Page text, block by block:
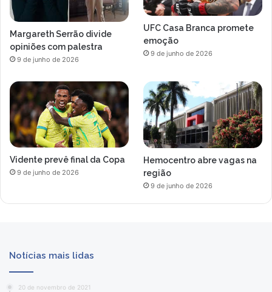
Margareth Serrão divide
opiniões com palestra
9 de junho de 2026
UFC Casa Branca promete
emoção
9 de junho de 2026
Vidente prevê final da Copa
9 de junho de 2026
Hemocentro abre vagas na
região
9 de junho de 2026
Notícias mais lidas
20 de novembro de 2021